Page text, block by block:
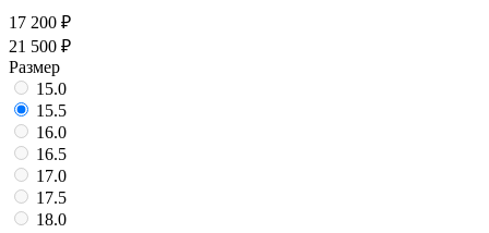
17 200 ₽
21 500 ₽
Размер
15.0
15.5
16.0
16.5
17.0
17.5
18.0